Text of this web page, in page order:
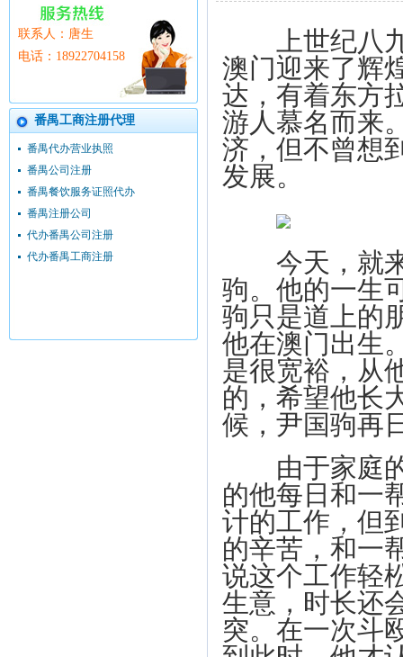
联系人：唐生
电话：18922704158
番禺工商注册代理
番禺代办营业执照
番禺公司注册
番禺餐饮服务证照代办
番禺注册公司
代办番禺公司注册
代办番禺工商注册
上世纪八九
澳门迎来了辉
达，有着东方
游人慕名而来
济，但不曾想
发展。
今天，就来
驹。他的一生
驹只是道上的
他在澳门出生
是很宽裕，从
的，希望他长
候，尹国驹再
由于家庭的
的他每日和一
计的工作，但
的辛苦，和一
说这个工作轻
生意，时长还
突。在一次斗